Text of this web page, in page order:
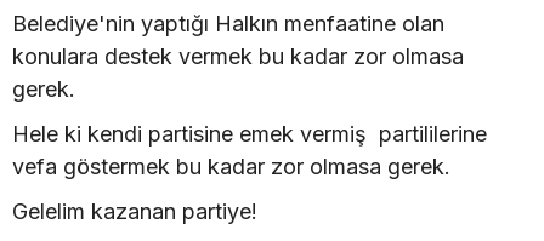
Belediye'nin yaptığı Halkın menfaatine olan
konulara destek vermek bu kadar zor olmasa
gerek.
Hele ki kendi partisine emek vermiş partililerine
vefa göstermek bu kadar zor olmasa gerek.
Gelelim kazanan partiye!